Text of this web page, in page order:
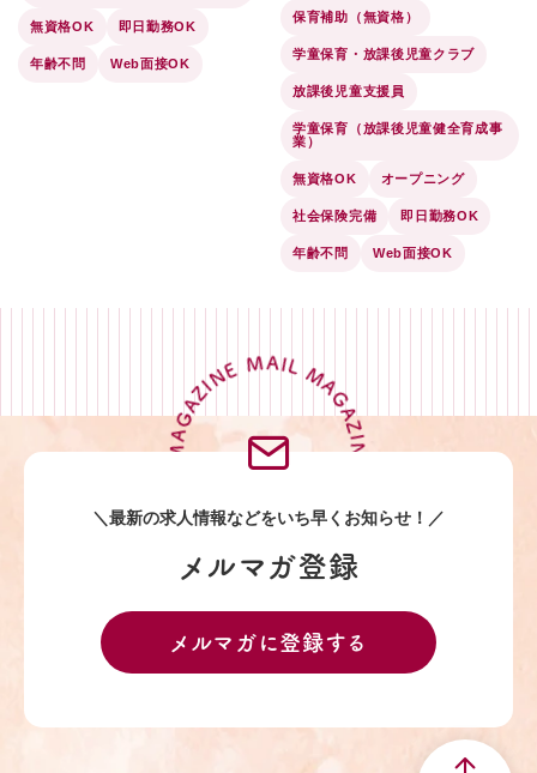
無資格OK 即日勤務OK
年齢不問 Web面接OK
保育補助（無資格）
学童保育・放課後児童クラブ
放課後児童支援員
学童保育（放課後児童健全育成事
業）
無資格OK オープニング
社会保険完備 即日勤務OK
年齢不問 Web面接OK
MAIL MAGAZINE MAIL MAGAZINE MAIL MAGAZINE MAIL MAGAZINE
＼最新の求人情報などをいち早くお知らせ！／
メルマガ登録
メルマガに登録する